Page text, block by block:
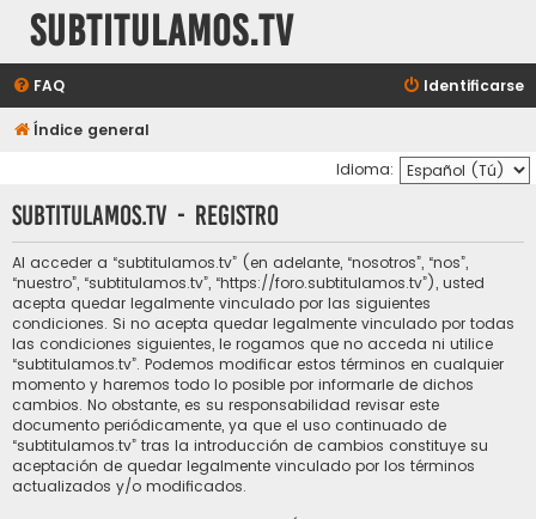
subtitulamos.tv
FAQ Identificarse
Índice general
Idioma:
subtitulamos.tv - Registro
Al acceder a “subtitulamos.tv” (en adelante, “nosotros”, “nos”,
“nuestro”, “subtitulamos.tv”, “https://foro.subtitulamos.tv”), usted
acepta quedar legalmente vinculado por las siguientes
condiciones. Si no acepta quedar legalmente vinculado por todas
las condiciones siguientes, le rogamos que no acceda ni utilice
“subtitulamos.tv”. Podemos modificar estos términos en cualquier
momento y haremos todo lo posible por informarle de dichos
cambios. No obstante, es su responsabilidad revisar este
documento periódicamente, ya que el uso continuado de
“subtitulamos.tv” tras la introducción de cambios constituye su
aceptación de quedar legalmente vinculado por los términos
actualizados y/o modificados.